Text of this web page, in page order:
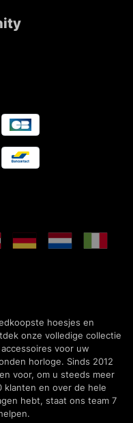
hoesjes en
onze volledige collectie
voor uw
horloge. Sinds 2012
voor, om u steeds meer
klanten en over de hele
hebt, staat ons team 7